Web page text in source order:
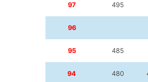
97 495
96
95 485
94 480